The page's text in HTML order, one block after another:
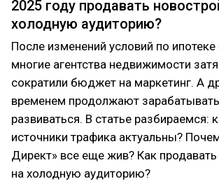
2025 году продавать
холодную аудиторию?
После изменений условий по
многие агентства недвижимости
сократили бюджет на маркетинг. А
временем продолжают
развиваться. В статье разбираемся:
источники трафика актуальны?
Директ» все еще жив? Как
на холодную аудиторию?